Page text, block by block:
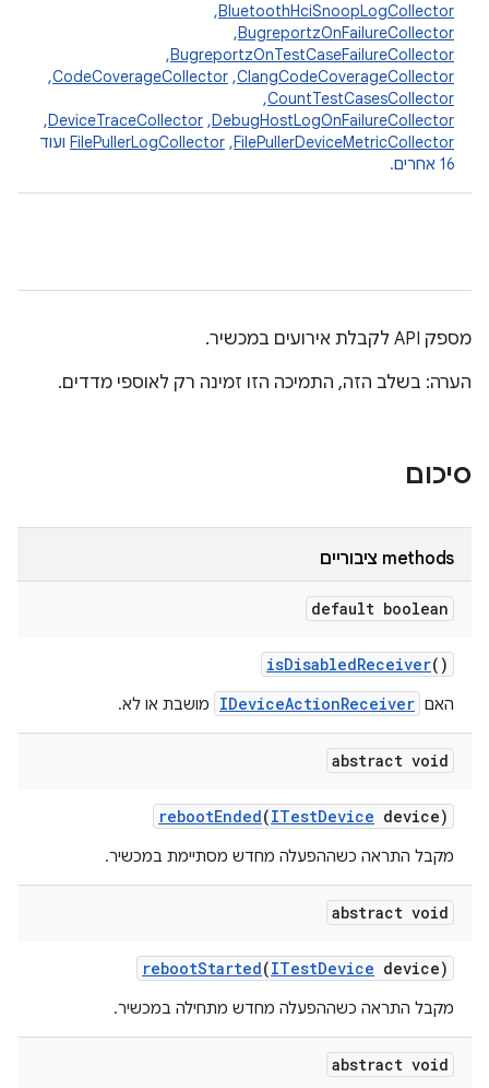
BluetoothHciSnoopLogCollector
,‏
BugreportzOnFailureCollector
,‏
BugreportzOnTestCaseFailureCollector
,‏
ClangCodeCoverageCollector
,‏
CodeCoverageCollector
,‏
CountTestCasesCollector
,‏
DebugHostLogOnFailureCollector
,‏
DeviceTraceCollector
,‏
FilePullerDeviceMetricCollector
,‏
FilePullerLogCollector ועוד
16 אחרים.
מספק API לקבלת אירועים במכשיר.
הערה: בשלב הזה, התמיכה הזו זמינה רק לאוספי מדדים.
סיכום
‫methods ציבוריים
default boolean
isDisabledReceiver()
האם IDeviceActionReceiver מושבת או לא.
abstract void
rebootEnded(ITestDevice device)
מקבל התראה כשההפעלה מחדש מסתיימת במכשיר.
abstract void
rebootStarted(ITestDevice device)
מקבל התראה כשההפעלה מחדש מתחילה במכשיר.
abstract void